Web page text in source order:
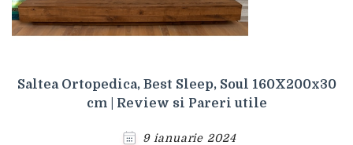
Saltea Ortopedica, Best Sleep, Soul 160X200x30
cm | Review si Pareri utile
9 ianuarie 2024